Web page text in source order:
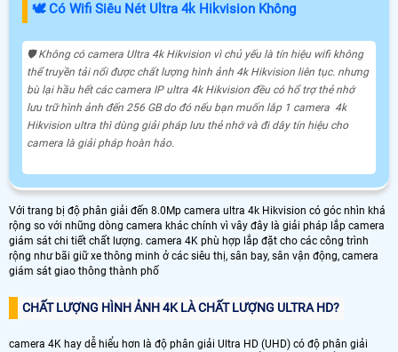
🕊️ Có Wifi Siêu Nét Ultra 4k Hikvision Không
🛡 Không có camera Ultra 4k Hikvision vì chủ yếu là tín hiệu wifi không
thể truyền tải nổi được chất lượng hình ảnh 4k Hikvision liên tục. nhưng
bù lại hầu hết các camera IP ultra 4k Hikvision đều có hổ trợ thẻ nhớ
lưu trữ hình ảnh đến 256 GB do đó nếu bạn muốn lắp 1 camera 4k
Hikvision ultra thì dùng giải pháp lưu thẻ nhớ và đi dây tín hiệu cho
camera là giải pháp hoàn hảo.
Với trang bị độ phân giải đến 8.0Mp camera ultra 4k Hikvision có góc nhìn khá
rộng so với những dòng camera khác chính vì vây đây là giải pháp lắp camera
giám sát chi tiết chất lượng. camera 4K phù hợp lắp đặt cho các công trình
rộng như bãi giữ xe thông minh ở các siêu thị, sân bay, sân vận động, camera
giám sát giao thông thành phố
CHẤT LƯỢNG HÌNH ẢNH 4K LÀ CHẤT LƯỢNG ULTRA HD?
camera 4K hay dễ hiểu hơn là độ phân giải Ultra HD (UHD) có độ phân giải